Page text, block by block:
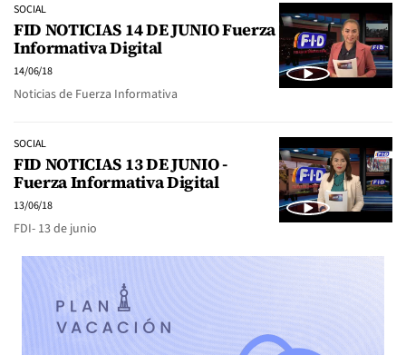
SOCIAL
FID NOTICIAS 14 DE JUNIO Fuerza
Informativa Digital
14/06/18
Noticias de Fuerza Informativa
SOCIAL
FID NOTICIAS 13 DE JUNIO -
Fuerza Informativa Digital
13/06/18
FDI- 13 de junio